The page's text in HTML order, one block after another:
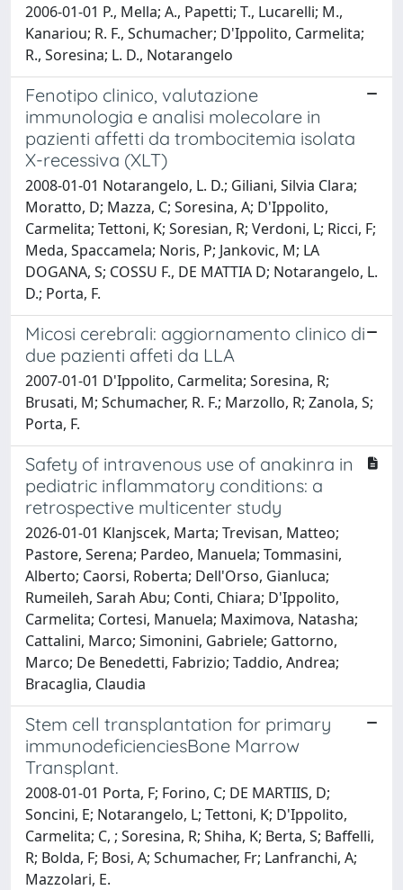
2006-01-01 P., Mella; A., Papetti; T., Lucarelli; M.,
Kanariou; R. F., Schumacher; D'Ippolito, Carmelita;
R., Soresina; L. D., Notarangelo
Fenotipo clinico, valutazione
immunologia e analisi molecolare in
pazienti affetti da trombocitemia isolata
X-recessiva (XLT)
2008-01-01 Notarangelo, L. D.; Giliani, Silvia Clara;
Moratto, D; Mazza, C; Soresina, A; D'Ippolito,
Carmelita; Tettoni, K; Soresian, R; Verdoni, L; Ricci, F;
Meda, Spaccamela; Noris, P; Jankovic, M; LA
DOGANA, S; COSSU F., DE MATTIA D; Notarangelo, L.
D.; Porta, F.
Micosi cerebrali: aggiornamento clinico di
due pazienti affeti da LLA
2007-01-01 D'Ippolito, Carmelita; Soresina, R;
Brusati, M; Schumacher, R. F.; Marzollo, R; Zanola, S;
Porta, F.
Safety of intravenous use of anakinra in
pediatric inflammatory conditions: a
retrospective multicenter study
2026-01-01 Klanjscek, Marta; Trevisan, Matteo;
Pastore, Serena; Pardeo, Manuela; Tommasini,
Alberto; Caorsi, Roberta; Dell'Orso, Gianluca;
Rumeileh, Sarah Abu; Conti, Chiara; D'Ippolito,
Carmelita; Cortesi, Manuela; Maximova, Natasha;
Cattalini, Marco; Simonini, Gabriele; Gattorno,
Marco; De Benedetti, Fabrizio; Taddio, Andrea;
Bracaglia, Claudia
Stem cell transplantation for primary
immunodeficienciesBone Marrow
Transplant.
2008-01-01 Porta, F; Forino, C; DE MARTIIS, D;
Soncini, E; Notarangelo, L; Tettoni, K; D'Ippolito,
Carmelita; C, ; Soresina, R; Shiha, K; Berta, S; Baffelli,
R; Bolda, F; Bosi, A; Schumacher, Fr; Lanfranchi, A;
Mazzolari, E.